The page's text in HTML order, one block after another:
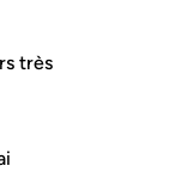
très